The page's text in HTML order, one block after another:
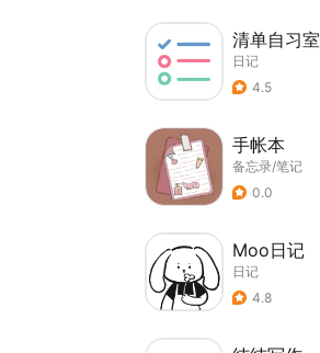
清单自习室
日记
4.5
手帐本
备忘录/笔记
0.0
Moo日记
日记
4.8